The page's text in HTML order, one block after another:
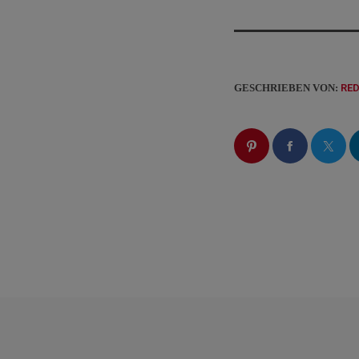
GESCHRIEBEN VON: